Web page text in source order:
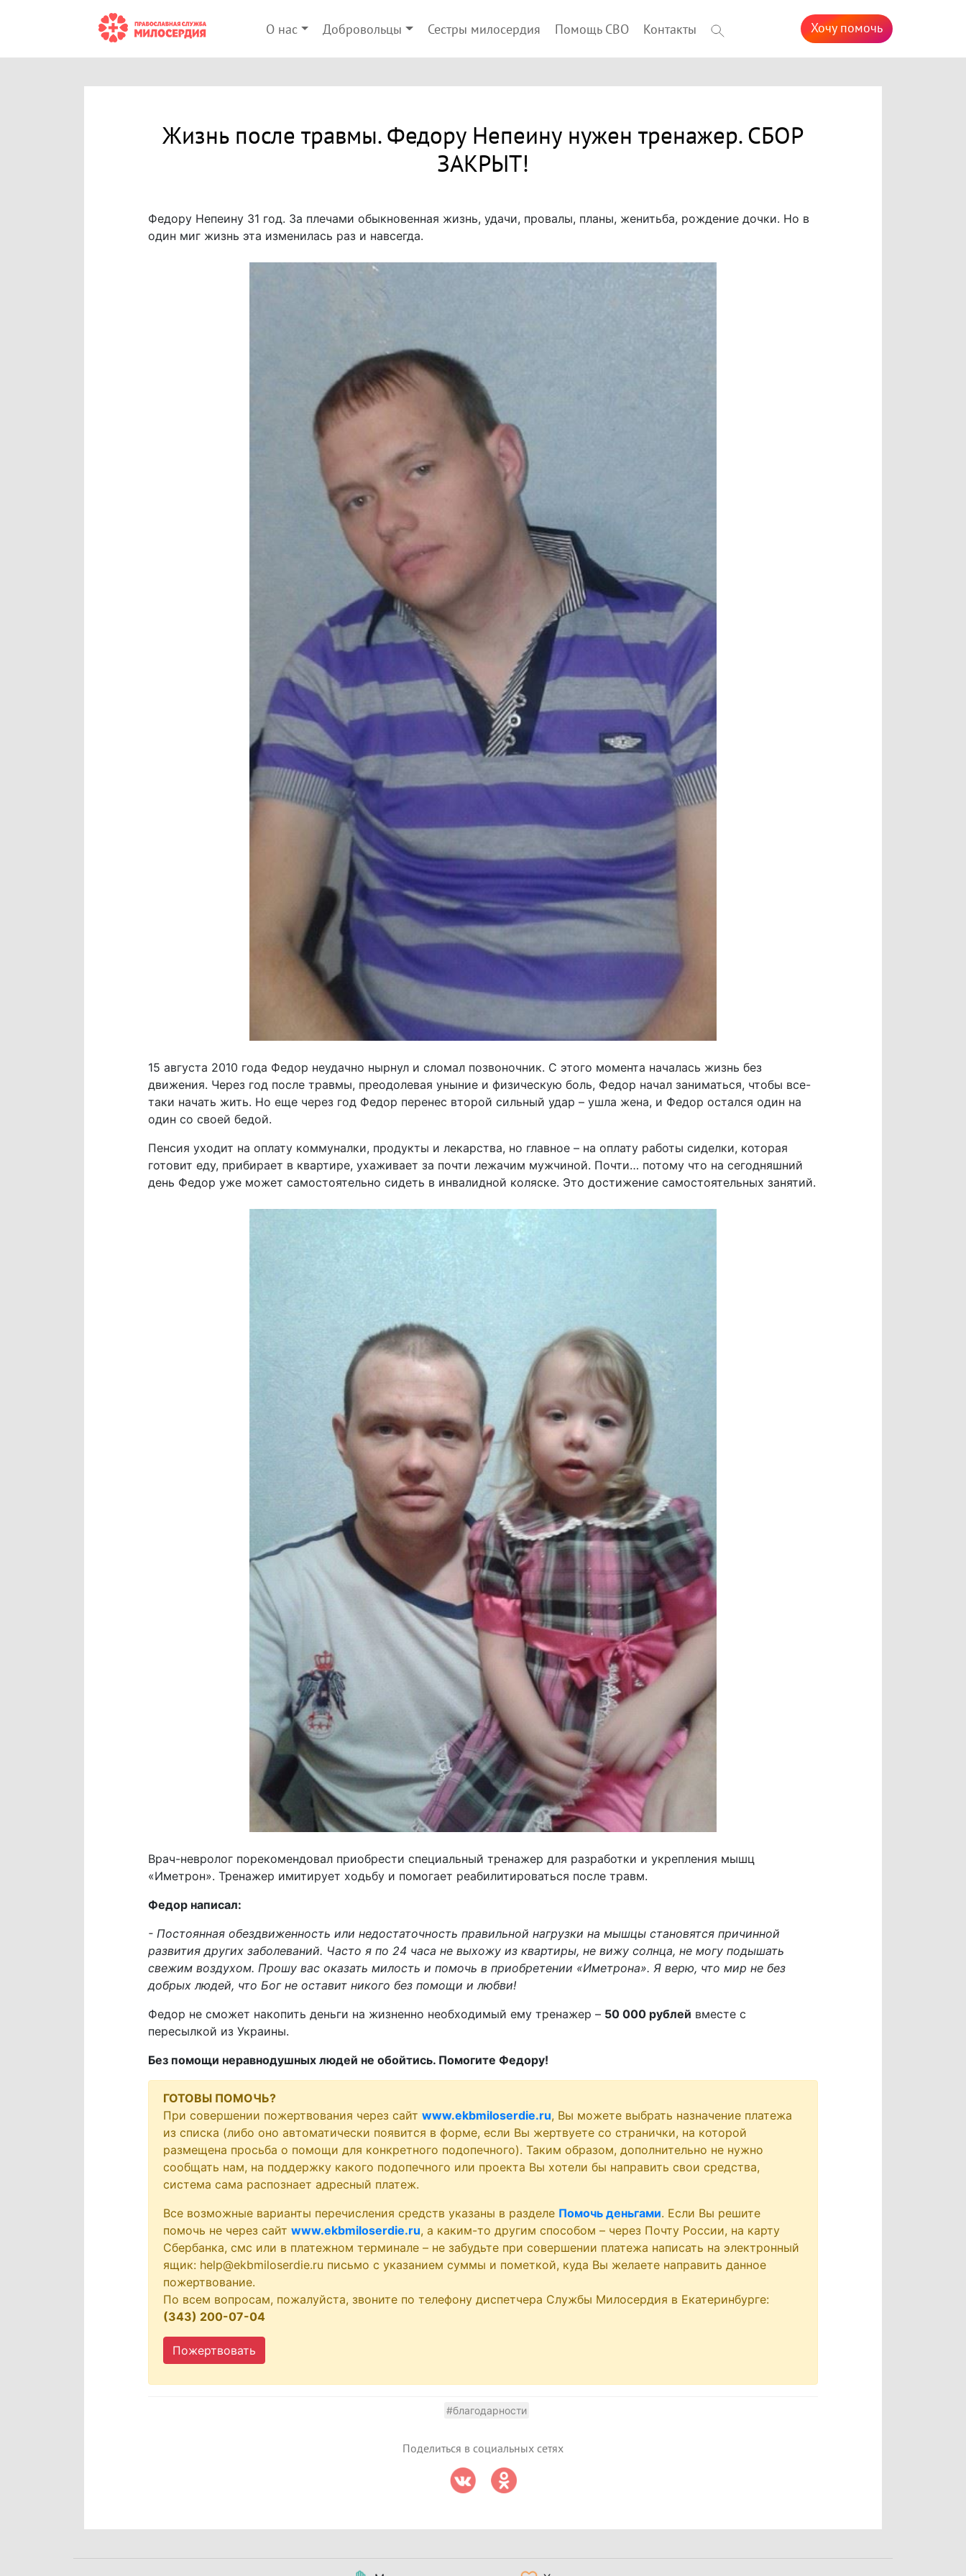
О нас Добровольцы Сестры милосердия Помощь СВО Контакты Хочу помочь
Жизнь после травмы. Федору Непеину нужен тренажер. СБОР
ЗАКРЫТ!
Федору Непеину 31 год. За плечами обыкновенная жизнь, удачи, провалы, планы, женитьба, рождение дочки. Но в
один миг жизнь эта изменилась раз и навсегда.
15 августа 2010 года Федор неудачно нырнул и сломал позвоночник. С этого момента началась жизнь без
движения. Через год после травмы, преодолевая уныние и физическую боль, Федор начал заниматься, чтобы все-
таки начать жить. Но еще через год Федор перенес второй сильный удар – ушла жена, и Федор остался один на
один со своей бедой.
Пенсия уходит на оплату коммуналки, продукты и лекарства, но главное – на оплату работы сиделки, которая
готовит еду, прибирает в квартире, ухаживает за почти лежачим мужчиной. Почти… потому что на сегодняшний
день Федор уже может самостоятельно сидеть в инвалидной коляске. Это достижение самостоятельных занятий.
Врач-невролог порекомендовал приобрести специальный тренажер для разработки и укрепления мышц
«Иметрон». Тренажер имитирует ходьбу и помогает реабилитироваться после травм.
Федор написал:
- Постоянная обездвиженность или недостаточность правильной нагрузки на мышцы становятся причинной
развития других заболеваний. Часто я по 24 часа не выхожу из квартиры, не вижу солнца, не могу подышать
свежим воздухом. Прошу вас оказать милость и помочь в приобретении «Иметрона». Я верю, что мир не без
добрых людей, что Бог не оставит никого без помощи и любви!
Федор не сможет накопить деньги на жизненно необходимый ему тренажер – 50 000 рублей вместе с
пересылкой из Украины.
Без помощи неравнодушных людей не обойтись. Помогите Федору!
ГОТОВЫ ПОМОЧЬ?
При совершении пожертвования через сайт www.ekbmiloserdie.ru, Вы можете выбрать назначение платежа
из списка (либо оно автоматически появится в форме, если Вы жертвуете со странички, на которой
размещена просьба о помощи для конкретного подопечного). Таким образом, дополнительно не нужно
сообщать нам, на поддержку какого подопечного или проекта Вы хотели бы направить свои средства,
система сама распознает адресный платеж.
Все возможные варианты перечисления средств указаны в разделе Помочь деньгами. Если Вы решите
помочь не через сайт www.ekbmiloserdie.ru, а каким-то другим способом – через Почту России, на карту
Сбербанка, смс или в платежном терминале – не забудьте при совершении платежа написать на электронный
ящик: help@ekbmiloserdie.ru письмо с указанием суммы и пометкой, куда Вы желаете направить данное
пожертвование.
По всем вопросам, пожалуйста, звоните по телефону диспетчера Службы Милосердия в Екатеринбурге:
(343) 200-07-04
Пожертвовать
#благодарности
Поделиться в социальных сетях